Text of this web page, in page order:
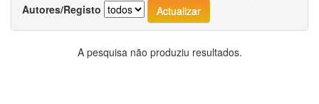
Autores/Registo
A pesquisa não produziu resultados.